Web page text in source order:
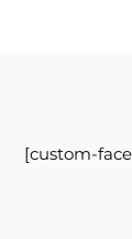
[custom-